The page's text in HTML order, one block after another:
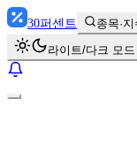
30퍼센트 종목·
라이트/다크 모